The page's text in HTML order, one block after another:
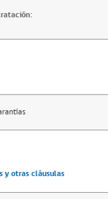
y otras cláusulas